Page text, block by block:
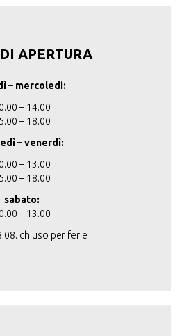
APERTURA
– mercoledi:
– 14.00
– 18.00
– venerdì:
– 13.00
– 18.00
sabato:
– 13.00
chiuso per ferie